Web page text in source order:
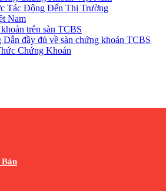
Tác Động Đến Thị Trường
Nam
trên sàn TCBS
Dẫn đầy đủ về sàn chứng khoán TCBS
Chứng Khoán